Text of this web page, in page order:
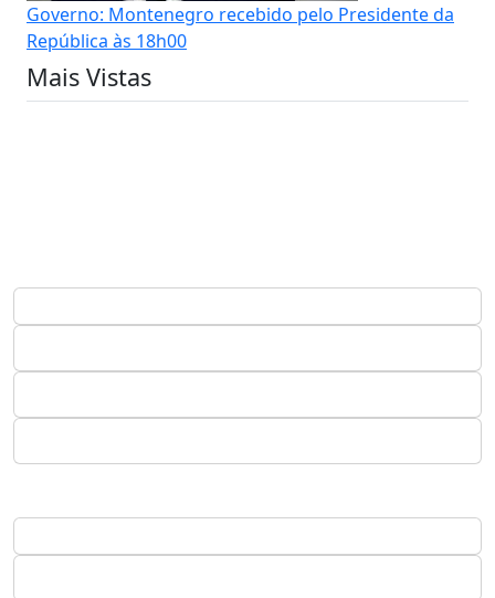
Governo: Montenegro recebido pelo Presidente da
República às 18h00
Mais Vistas